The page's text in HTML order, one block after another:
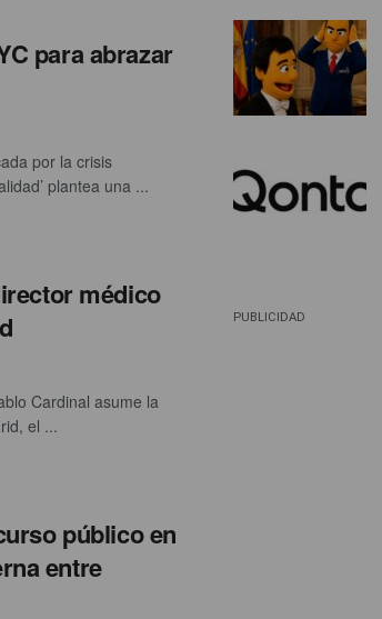
para abrazar
por la crisis
plantea una ...
médico
Cardinal asume la
el ...
público en
entre
PUBLICIDAD